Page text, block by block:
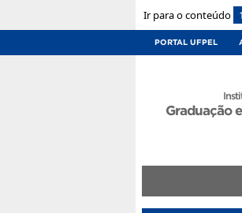
Ir para o conteúdo 1
PORTAL UFPEL
Graduação